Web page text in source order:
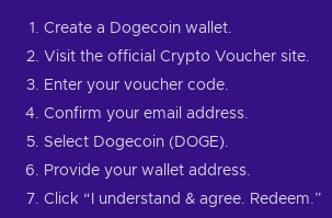
Create a Dogecoin wallet.
Visit the official Crypto Voucher site.
Enter your voucher code.
Confirm your email address.
Select Dogecoin (DOGE).
Provide your wallet address.
Click “I understand & agree. Redeem.”